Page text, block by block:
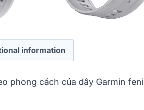
information
phong cách của dây Garmin